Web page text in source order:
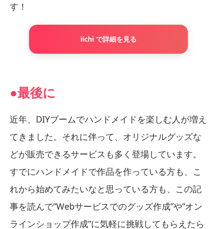
す！
iichi で詳細を見る
●最後に
近年、DIYブームでハンドメイドを楽しむ人が増え
てきました。それに伴って、オリジナルグッズな
どが販売できるサービスも多く登場しています。
すでにハンドメイドで作品を作っている方も、こ
れから始めてみたいなと思っている方も、この記
事を読んで”Webサービスでのグッズ作成”や”オン
ラインショップ作成”に気軽に挑戦してもらえたら